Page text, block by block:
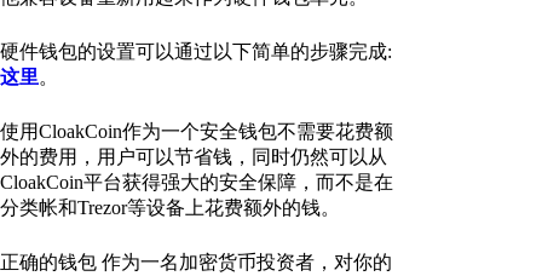
硬件钱包的设置可以通过以下简单的步骤完成:
这里。
使用CloakCoin作为一个安全钱包不需要花费额
外的费用，用户可以节省钱，同时仍然可以从
CloakCoin平台获得强大的安全保障，而不是在
分类帐和Trezor等设备上花费额外的钱。
正确的钱包 作为一名加密货币投资者，对你的